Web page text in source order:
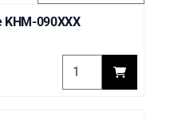
KHM-140XXX
090XXX
Choisir la